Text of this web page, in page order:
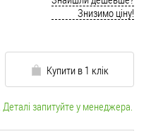
Знизимо ціну!
Купити в 1 клік
запитуйте у менеджера.